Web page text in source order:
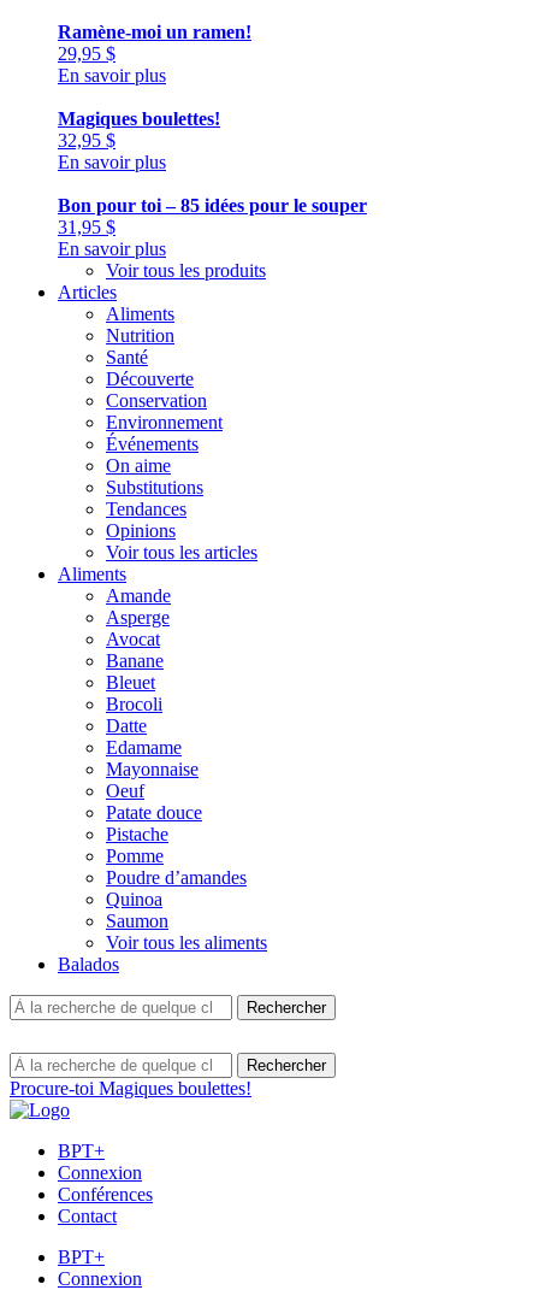
Ramène-moi un ramen!
29,95 $
En savoir plus
Magiques boulettes!
32,95 $
En savoir plus
Bon pour toi – 85 idées pour le souper
31,95 $
En savoir plus
Voir tous les produits
Articles
Aliments
Nutrition
Santé
Découverte
Conservation
Environnement
Événements
On aime
Substitutions
Tendances
Opinions
Voir tous les articles
Aliments
Amande
Asperge
Avocat
Banane
Bleuet
Brocoli
Datte
Edamame
Mayonnaise
Oeuf
Patate douce
Pistache
Pomme
Poudre d’amandes
Quinoa
Saumon
Voir tous les aliments
Balados
Procure-toi Magiques boulettes!
BPT+
Connexion
Conférences
Contact
BPT+
Connexion